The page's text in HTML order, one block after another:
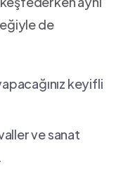
de
keyifli
ve sanat‌